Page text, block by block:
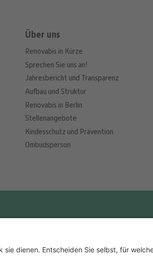
Über uns
Renovabis in Kürze
Sprechen Sie uns an!
Jahresbericht und Transparenz
Aufbau und Struktur
Renovabis in Berlin
Stellenangebote
Kindesschutz und Prävention
Ombudsperson
53
IBAN:DE24 7509 0300
0002 2117 77